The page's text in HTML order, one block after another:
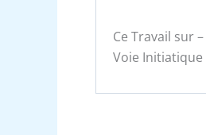
Ce Travail sur
Voie Initiatique